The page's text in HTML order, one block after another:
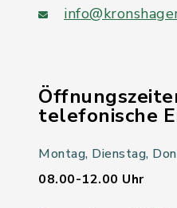
telefonische
Montag, Dienstag,
08.00-12.00 Uhr